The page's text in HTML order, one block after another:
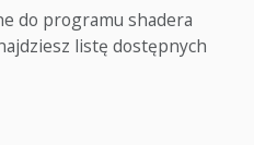
do programu shadera
listę dostępnych